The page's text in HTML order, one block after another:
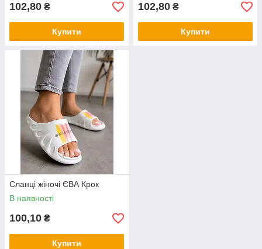
102,80 ₴
Купити
102,80 ₴
Купити
Сланці жіночі ЄВА Крок
В наявності
100,10 ₴
Купити